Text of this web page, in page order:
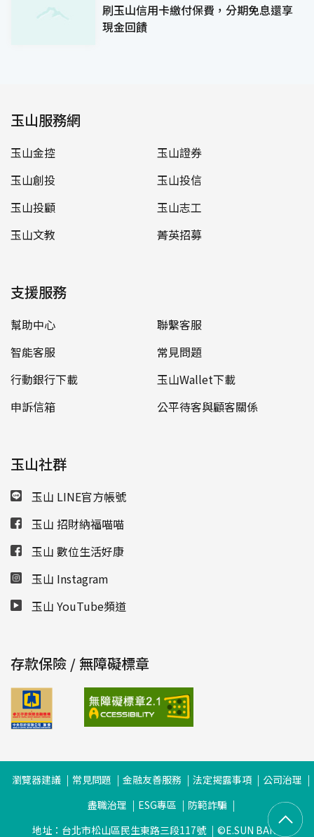
刷玉山信用卡繳付保費，分期免息還享
現金回饋
玉山服務網
玉山金控
玉山證券
玉山創投
玉山投信
玉山投顧
玉山志工
玉山文教
菁英招募
支援服務
幫助中心
聯繫客服
智能客服
常見問題
行動銀行下載
玉山Wallet下載
申訴信箱
公平待客與顧客關係
玉山社群
玉山 LINE官方帳號
玉山 招財納福喵喵
玉山 數位生活好康
玉山 Instagram
玉山 YouTube頻道
存款保險 / 無障礙標章
瀏覽器建議 常見問題 金融友善服務 法定揭露事項
公司治理
盡職治理
ESG專區
防範詐騙
地址：台北市松山區民生東路三段117號
©E.SUN BANK